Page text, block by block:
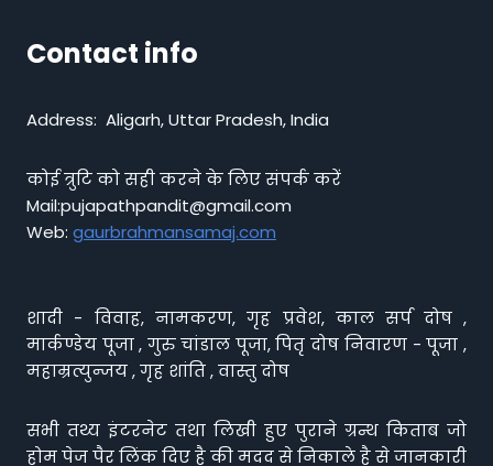
Contact info
Address: Aligarh, Uttar Pradesh, India
कोई त्रुटि को सही करने के लिए संपर्क करें
Mail:pujapathpandit@gmail.com
Web: gaurbrahmansamaj.com
शादी - विवाह, नामकरण, गृह प्रवेश, काल सर्प दोष ,
मार्कण्डेय पूजा , गुरु चांडाल पूजा, पितृ दोष निवारण - पूजा ,
महाम्रत्युन्जय , गृह शांति , वास्तु दोष
सभी तथ्य इंटरनेट तथा लिखी हुए पुराने ग्रन्थ किताब जो
होम पेज पैर लिंक दिए है की मदद से निकाले है से जानकारी